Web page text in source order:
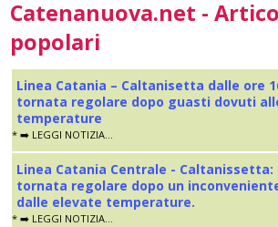
Catenanuova.net -
popolari
Linea Catania – Caltanisetta dalle ore
tornata regolare dopo guasti dovuti
temperature
* ➡️ LEGGI NOTIZIA...
Linea Catania Centrale - Caltanissetta:
tornata regolare dopo un
dalle elevate temperature.
* ➡️ LEGGI NOTIZIA...